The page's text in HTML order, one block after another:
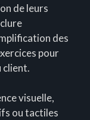
de leurs
des
pour
client.
visuelle,
ou tactiles